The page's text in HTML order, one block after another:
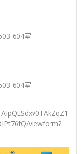
604室
604室
viewform?